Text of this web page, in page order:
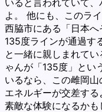
よ。 他にも、このラ
西脇市にある「日本へ
135度ラインが通過す
と一緒に親しまれて
ゃんが「135度」とい
いるなら、この雌岡
エネルギーが交差す
素敵な体験になるかも